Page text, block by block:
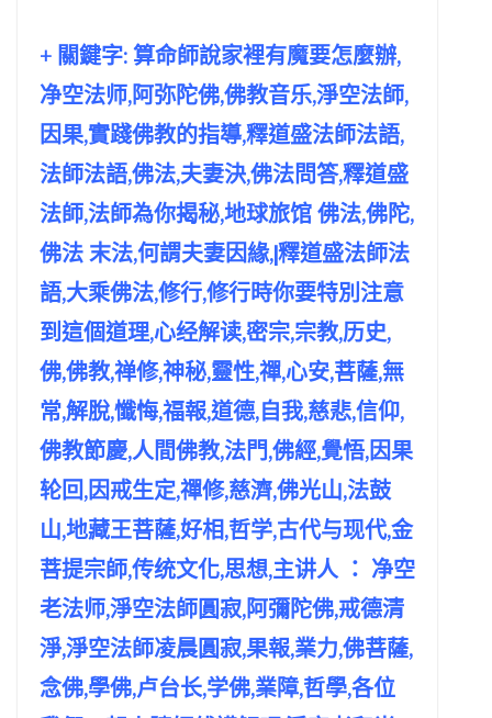
+ 關鍵字: 算命師說家裡有魔要怎麼辦,
净空法师,阿弥陀佛,佛教音乐,淨空法師,
因果,實踐佛教的指導,釋道盛法師法語,
法師法語,佛法,夫妻決,佛法問答,釋道盛
法師,法師為你揭秘,地球旅馆 佛法,佛陀,
佛法 末法,何謂夫妻因緣,|釋道盛法師法
語,大乘佛法,修行,修行時你要特別注意
到這個道理,心经解读,密宗,宗教,历史,
佛,佛教,禅修,神秘,靈性,禪,心安,菩薩,無
常,解脫,懺悔,福報,道德,自我,慈悲,信仰,
佛教節慶,人間佛教,法門,佛經,覺悟,因果
轮回,因戒生定,禪修,慈濟,佛光山,法鼓
山,地藏王菩薩,好相,哲学,古代与现代,金
菩提宗師,传统文化,思想,主讲人 ： 净空
老法师,淨空法師圓寂,阿彌陀佛,戒德清
淨,淨空法師凌晨圓寂,果報,業力,佛菩薩,
念佛,學佛,卢台长,学佛,業障,哲學,各位